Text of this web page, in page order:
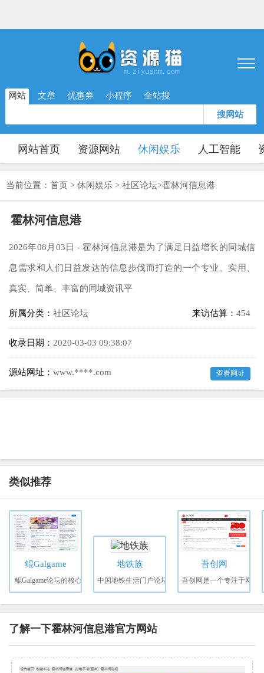
网站 文章 优惠券 小程序 全站搜
搜网站
网站首页 资源网站 休闲娱乐 人工智能
当前位置： 首页 > 休闲娱乐 > 社区论坛>霍林河信息港
霍林河信息港
2026年08月03日 - 霍林河信息港是为了满足日益增长的同城信
息需求和人们日益发达的信息步伐而打造的一个专业、实用、
真实、简单、丰富的同城资讯平
所属分类： 社区论坛 来访估算： 454
收录日期： 2020-03-03 09:38:07
源站网址： www.****.com 查看网址
类似推荐
鲲Galgame
鲲Galgame论坛的核心
地铁族
中国地铁生活门户论坛
吾创网
吾创网是一个专注于网
了解一下霍林河信息港官方网站